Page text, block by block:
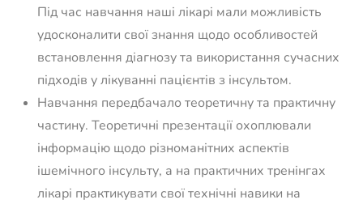
Під час навчання наші лікарі мали можливість
удосконалити свої знання щодо особливостей
встановлення діагнозу та використання сучасних
підходів у лікуванні пацієнтів з інсультом.
Навчання передбачало теоретичну та практичну
частину. Теоретичні презентації охоплювали
інформацію щодо різноманітних аспектів
ішемічного інсульту, а на практичних тренінгах
лікарі практикувати свої технічні навики на